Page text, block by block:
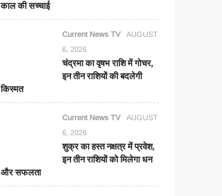
काल की सच्चाई
Current News TV
AUGUST
6, 2026
चंद्रमा का वृषभ राशि में गोचर,
इन तीन राशियों की बदलेगी
किस्मत
Current News TV
AUGUST
6, 2026
शुक्र का हस्त नक्षत्र में प्रवेश,
इन तीन राशियों को मिलेगा धन
और सफलता